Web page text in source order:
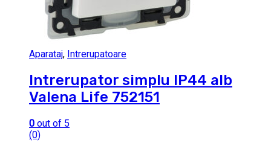
Aparataj, Intrerupatoare
Intrerupator simplu IP44 alb
Valena Life 752151
0 out of 5
(0)